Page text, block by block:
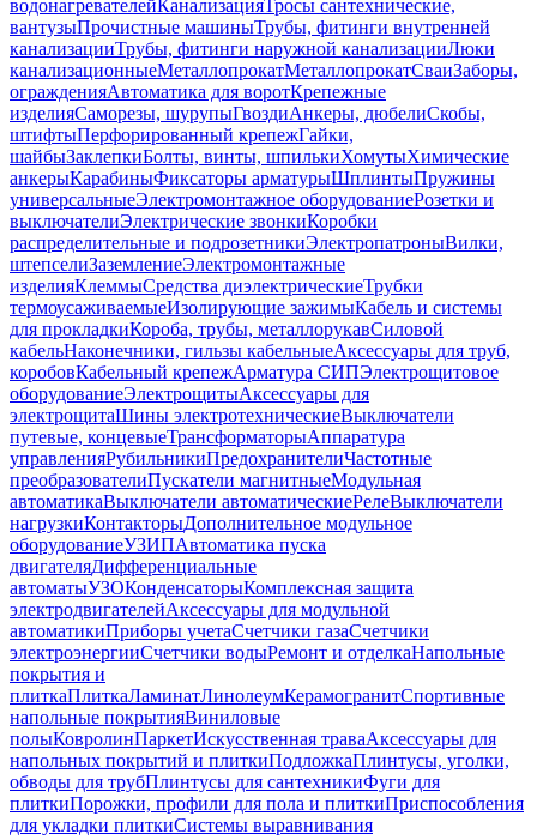
водонагревателейКанализацияТросы сантехнические,
вантузыПрочистные машиныТрубы, фитинги внутренней
канализацииТрубы, фитинги наружной канализацииЛюки
канализационныеМеталлопрокатМеталлопрокатСваиЗаборы,
огражденияАвтоматика для воротКрепежные
изделияСаморезы, шурупыГвоздиАнкеры, дюбелиСкобы,
штифтыПерфорированный крепежГайки,
шайбыЗаклепкиБолты, винты, шпилькиХомутыХимические
анкерыКарабиныФиксаторы арматурыШплинтыПружины
универсальныеЭлектромонтажное оборудованиеРозетки и
выключателиЭлектрические звонкиКоробки
распределительные и подрозетникиЭлектропатроныВилки,
штепселиЗаземлениеЭлектромонтажные
изделияКлеммыСредства диэлектрическиеТрубки
термоусаживаемыеИзолирующие зажимыКабель и системы
для прокладкиКороба, трубы, металлорукавСиловой
кабельНаконечники, гильзы кабельныеАксессуары для труб,
коробовКабельный крепежАрматура СИПЭлектрощитовое
оборудованиеЭлектрощитыАксессуары для
электрощитаШины электротехническиеВыключатели
путевые, концевыеТрансформаторыАппаратура
управленияРубильникиПредохранителиЧастотные
преобразователиПускатели магнитныеМодульная
автоматикаВыключатели автоматическиеРелеВыключатели
нагрузкиКонтакторыДополнительное модульное
оборудованиеУЗИПАвтоматика пуска
двигателяДифференциальные
автоматыУЗОКонденсаторыКомплексная защита
электродвигателейАксессуары для модульной
автоматикиПриборы учетаСчетчики газаСчетчики
электроэнергииСчетчики водыРемонт и отделкаНапольные
покрытия и
плиткаПлиткаЛаминатЛинолеумКерамогранитСпортивные
напольные покрытияВиниловые
полыКовролинПаркетИскусственная траваАксессуары для
напольных покрытий и плиткиПодложкаПлинтусы, уголки,
обводы для трубПлинтусы для сантехникиФуги для
плиткиПорожки, профили для пола и плиткиПриспособления
для укладки плиткиСистемы выравнивания